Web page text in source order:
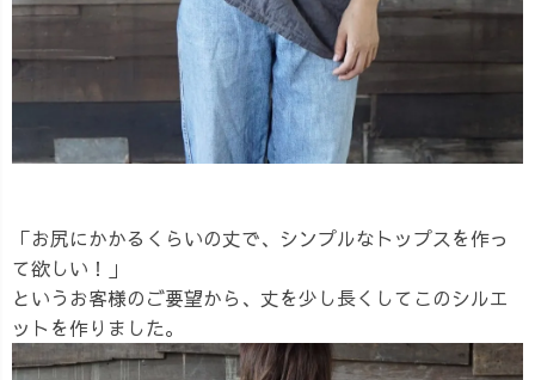
「お尻にかかるくらいの丈で、シンプルなトップスを作っ
て欲しい！」
というお客様のご要望から、丈を少し長くしてこのシルエ
ットを作りました。